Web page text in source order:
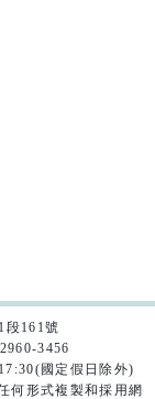
段161號
3456
國定假日除外)
何形式複製和採用網